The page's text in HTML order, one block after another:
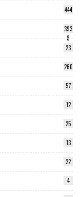
444
393
8
23
260
57
12
25
13
22
4